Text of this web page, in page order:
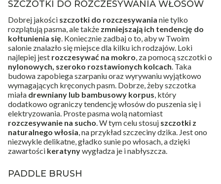
SZCZOTKI DO ROZCZESYWANIA WŁOSÓW
Dobrej jakości szczotki do rozczesywania nie tylko
rozplątują pasma, ale także zmniejszają ich tendencję do
kołtunienia się. Koniecznie zadbaj o to, aby w Twoim
salonie znalazło się miejsce dla kilku ich rodzajów. Loki
najlepiej jest rozczesywać na mokro, za pomocą szczotki o
nylonowych, szeroko rozstawionych kolcach. Taka
budowa zapobiega szarpaniu oraz wyrywaniu wyjątkowo
wymagających kręconych pasm. Dobrze, żeby szczotka
miała drewniany lub bambusowy korpus, który
dodatkowo ograniczy tendencję włosów do puszenia się i
elektryzowania. Proste pasma wolą natomiast
rozczesywanie na sucho. W tym celu stosuj szczotki z
naturalnego włosia, na przykład szczeciny dzika. Jest ono
niezwykle delikatne, gładko sunie po włosach, a dzięki
zawartości keratynywygładza je i nabłyszcza.
PADDLE BRUSH